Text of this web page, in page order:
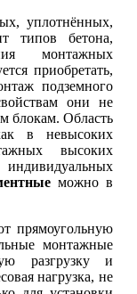
уплотнённых,
типов бетона,
монтажных
приобретать,
подземного
они не
блокам. Область
в невысоких
высоких
можно в
прямоугольную
монтажные
разгрузку и
нагрузка, не